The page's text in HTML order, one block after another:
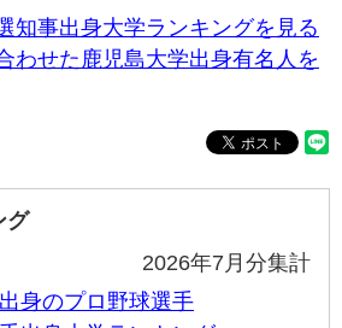
知事出身大学ランキングを見る
わせた鹿児島大学出身有名人を
グ
2026年7月分集計
身のプロ野球選手